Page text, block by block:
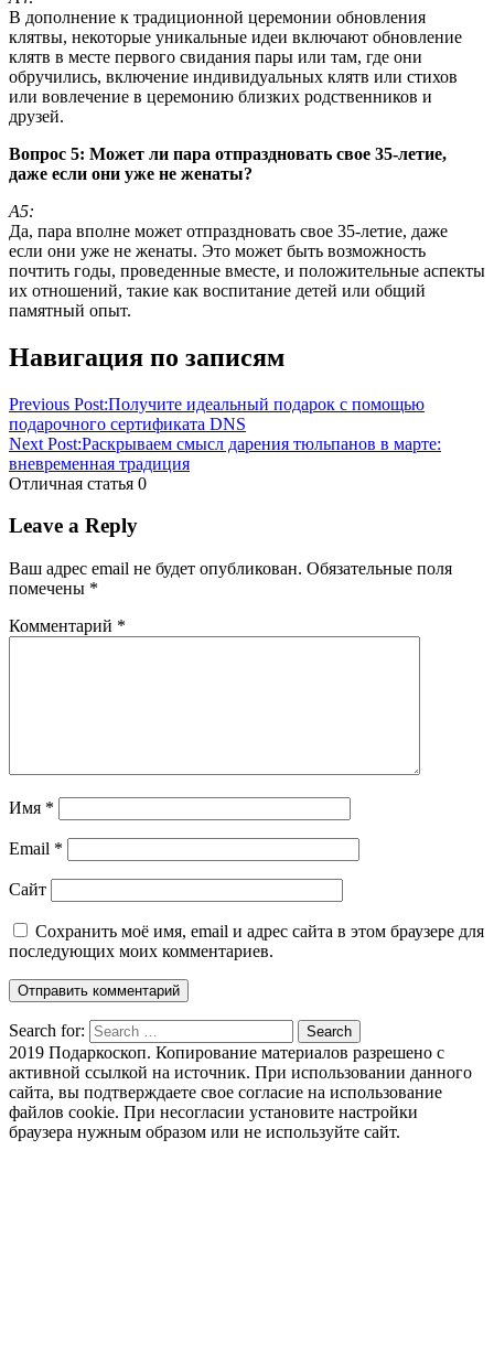
В дополнение к традиционной церемонии обновления
клятвы, некоторые уникальные идеи включают обновление
клятв в месте первого свидания пары или там, где они
обручились, включение индивидуальных клятв или стихов
или вовлечение в церемонию близких родственников и
друзей.
Вопрос 5: Может ли пара отпраздновать свое 35-летие,
даже если они уже не женаты?
А5:
Да, пара вполне может отпраздновать свое 35-летие, даже
если они уже не женаты. Это может быть возможность
почтить годы, проведенные вместе, и положительные аспекты
их отношений, такие как воспитание детей или общий
памятный опыт.
Навигация по записям
Previous Post:Получите идеальный подарок с помощью
подарочного сертификата DNS
Next Post:Раскрываем смысл дарения тюльпанов в марте:
вневременная традиция
Отличная статья 0
Leave a Reply
Ваш адрес email не будет опубликован. Обязательные поля
помечены *
Комментарий *
Имя *
Email *
Сайт
Сохранить моё имя, email и адрес сайта в этом браузере для
последующих моих комментариев.
Search for: Search
2019 Подаркоскоп. Копирование материалов разрешено с
активной ссылкой на источник. При использовании данного
сайта, вы подтверждаете свое согласие на использование
файлов cookie. При несогласии установите настройки
браузера нужным образом или не используйте сайт.